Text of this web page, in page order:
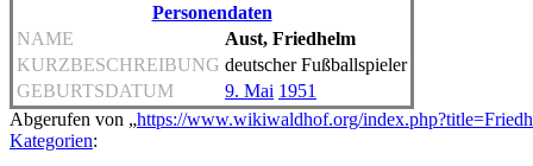
Personendaten
NAME
Aust, Friedhelm
KURZBESCHREIBUNG deutscher Fußballspieler
GEBURTSDATUM
9. Mai 1951
Abgerufen von „https://www.wikiwaldhof.org/
Kategorien: